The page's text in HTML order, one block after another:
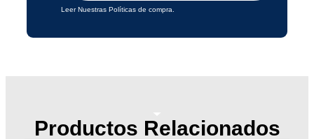
Leer Nuestras Políticas de compra.
Productos Relacionados